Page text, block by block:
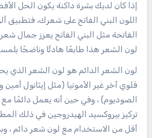
إذا كان لديك بشرة داكنة يكون الحل
اللون البني الفاتح على شعرك، فتطبيق
الفاتحة مثل البني الفاتح يعزز جمال
لون الشعر هذا طابعًا هادئًا وناضجًا
لون الشعر الدائم هو لون الشعر الذي
قلوي آخر غير الأمونيا (مثل إيثانول أمين
الصوديوم) ، وفي حين أنه يعمل دائمًا
تركيز بيروكسيد الهيدروجين في ذلك
أقل من الاستخدام مع لون شعر دائم ،